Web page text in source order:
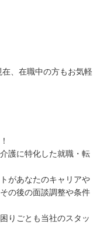
、在職中の方もお気軽
護に特化した就職・転
があなたのキャリアや
の後の面談調整や条件
りごとも当社のスタッ